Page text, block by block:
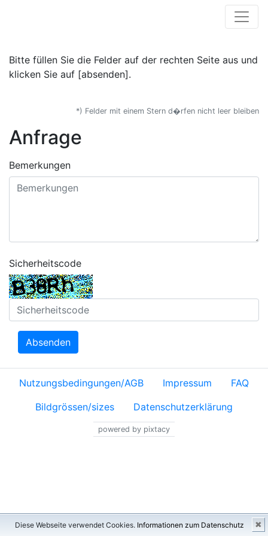
Diese Webseite verwendet Cookies. Informationen zum Datenschutz ✖
Bitte füllen Sie die Felder auf der rechten Seite aus und
klicken Sie auf [absenden].
*) Felder mit einem Stern d�rfen nicht leer bleiben
Anfrage
Bemerkungen
Sicherheitscode
Absenden
Nutzungsbedingungen/AGB Impressum
FAQ
Bildgrössen/sizes
Datenschutzerklärung
powered by pixtacy